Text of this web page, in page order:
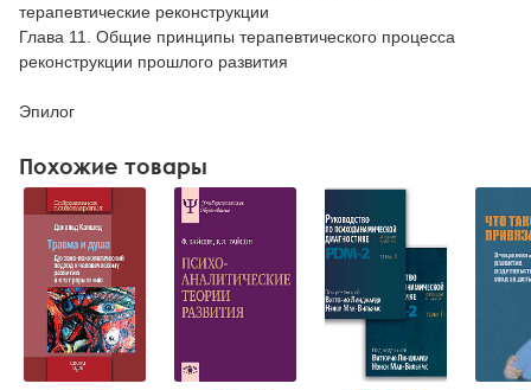
терапевтические реконструкции
Глава 11. Общие принципы терапевтического процесса
реконструкции прошлого развития
Эпилог
Похожие товары